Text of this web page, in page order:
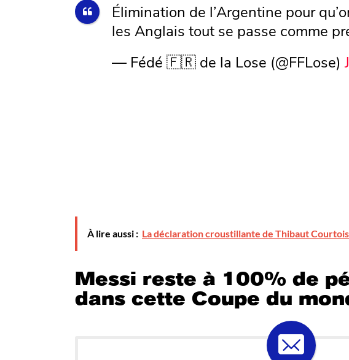
Élimination de l’Argentine pour
les Anglais tout se passe comme
— Fédé 🇫🇷 de la Lose (@FFLose)
À lire aussi : La déclaration croustillante de Thibaut
Messi reste à 100% de
dans cette Coupe du